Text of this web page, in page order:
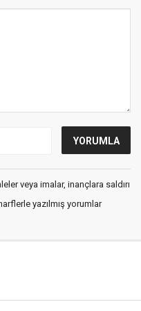
veya imalar, inançlara saldırı
yazılmış yorumlar